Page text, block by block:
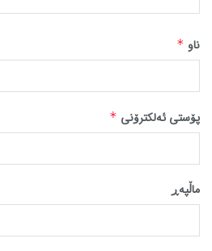
ناو *
پۆستی ئەلکترۆنی *
ماڵپه‌ڕ